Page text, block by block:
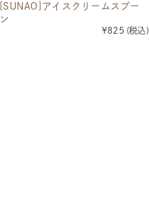
[SUNAO]アイスクリームスプー
ン
¥825 (税込)